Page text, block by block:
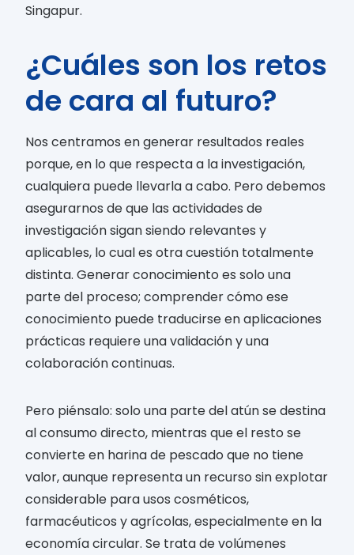
Singapur.
¿Cuáles son los retos
de cara al futuro?
Nos centramos en generar resultados reales
porque, en lo que respecta a la investigación,
cualquiera puede llevarla a cabo. Pero debemos
asegurarnos de que las actividades de
investigación sigan siendo relevantes y
aplicables, lo cual es otra cuestión totalmente
distinta. Generar conocimiento es solo una
parte del proceso; comprender cómo ese
conocimiento puede traducirse en aplicaciones
prácticas requiere una validación y una
colaboración continuas.
Pero piénsalo: solo una parte del atún se destina
al consumo directo, mientras que el resto se
convierte en harina de pescado que no tiene
valor, aunque representa un recurso sin explotar
considerable para usos cosméticos,
farmacéuticos y agrícolas, especialmente en la
economía circular. Se trata de volúmenes